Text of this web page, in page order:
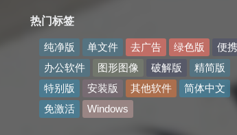
热门标签
纯净版 单文件 去广告 绿色版
便
办公软件
图形图像 破解版
精简版
特别版
安装版 其他软件
简体中文
免激活
Windows